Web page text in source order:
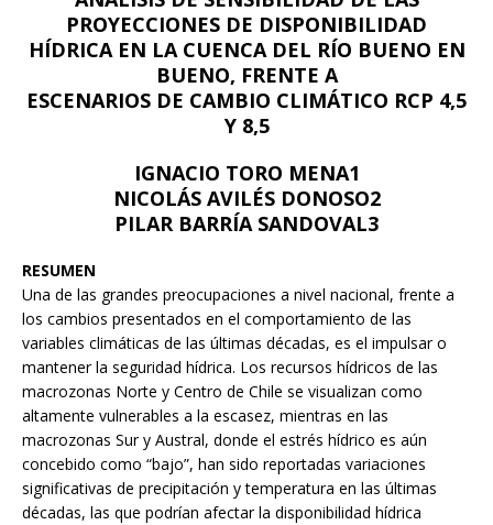
PROYECCIONES DE DISPONIBILIDAD
HÍDRICA EN LA CUENCA DEL RÍO BUENO EN
BUENO, FRENTE A
ESCENARIOS DE CAMBIO CLIMÁTICO RCP 4,5
Y 8,5
IGNACIO TORO MENA1
NICOLÁS AVILÉS DONOSO2
PILAR BARRÍA SANDOVAL3
RESUMEN
Una de las grandes preocupaciones a nivel nacional, frente a
los cambios presentados en el comportamiento de las
variables climáticas de las últimas décadas, es el impulsar o
mantener la seguridad hídrica. Los recursos hídricos de las
macrozonas Norte y Centro de Chile se visualizan como
altamente vulnerables a la escasez, mientras en las
macrozonas Sur y Austral, donde el estrés hídrico es aún
concebido como “bajo”, han sido reportadas variaciones
significativas de precipitación y temperatura en las últimas
décadas, las que podrían afectar la disponibilidad hídrica